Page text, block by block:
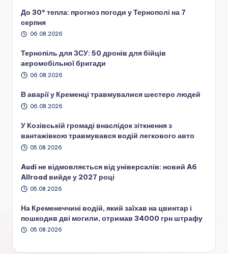
До 30° тепла: прогноз погоди у Тернополі на 7
серпня
06.08.2026
Тернопіль для ЗСУ: 50 дронів для бійців
аеромобільної бригади
06.08.2026
В аварії у Кременці травмувалися шестеро людей
06.08.2026
У Козівській громаді внаслідок зіткнення з
вантажівкою травмувався водій легкового авто
05.08.2026
Audi не відмовляється від універсалів: новий A6
Allroad вийде у 2027 році
05.08.2026
На Кременеччині водій, який заїхав на цвинтар і
пошкодив дві могили, отримав 34000 грн штрафу
05.08.2026